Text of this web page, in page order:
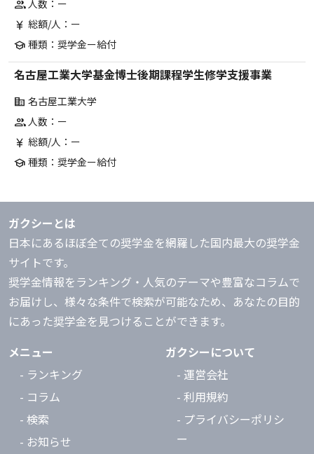
group人数：ー
currency_yen 総額/人：ー
school 種類：奨学金ー給付
名古屋工業大学基金博士後期課程学生修学支援事業
corporate_fare 名古屋工業大学
group人数：ー
currency_yen 総額/人：ー
school 種類：奨学金ー給付
ガクシーとは
日本にあるほぼ全ての奨学金を網羅した国内最大の奨学金
サイトです。
奨学金情報をランキング・人気のテーマや豊富なコラムで
お届けし、様々な条件で検索が可能なため、あなたの目的
にあった奨学金を見つけることができます。
メニュー
- ランキング
- コラム
- 検索
- お知らせ
ガクシーについて
- 運営会社
- 利用規約
- プライバシーポリシ
ー